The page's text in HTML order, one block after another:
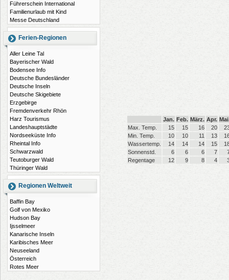
Führerschein International
Familienurlaub mit Kind
Messe Deutschland
Ferien-Regionen
Aller Leine Tal
Bayerischer Wald
Bodensee Info
Deutsche Bundesländer
Deutsche Inseln
Deutsche Skigebiete
Erzgebirge
Fremdenverkehr Rhön
Harz Tourismus
Landeshauptstädte
Nordseeküste Info
Rheintal Info
Schwarzwald
Teutoburger Wald
Thüringer Wald
Regionen Weltweit
Baffin Bay
Golf von Mexiko
Hudson Bay
Ijsselmeer
Kanarische Inseln
Karibisches Meer
Neuseeland
Österreich
Rotes Meer
Jan. Feb. März. Apr.
Max. Temp.
15 15 16 20
Min. Temp.
10 10 11 13
Wassertemp.
14 14 14 15
Sonnenstd.
6 6 6 7
Regentage
12 9 8 4